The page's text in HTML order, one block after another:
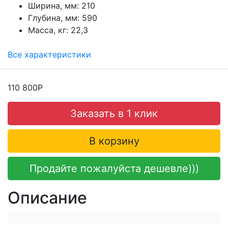
Ширина, мм: 210
Глубина, мм: 590
Масса, кг: 22,3
Все характеристики
110 800Р
Заказать в 1 клик
В корзину
Продайте пожалуйста дешевле)))
Описание